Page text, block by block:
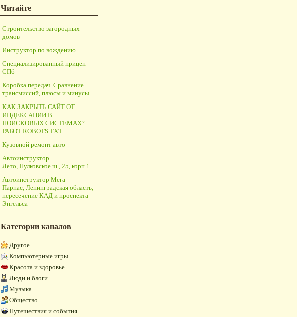
Читайте
Строительство загородных
домов
Инструктор по вождению
Специализированный прицеп
СПб
Коробка передач. Сравнение
трансмиссий, плюсы и минусы
КАК ЗАКРЫТЬ САЙТ ОТ
ИНДЕКСАЦИИ В
ПОИСКОВЫХ СИСТЕМАХ?
РАБОТ ROBOTS.TXT
Кузовной ремонт авто
Автоинструктор
Лето, Пулковское ш., 25, корп.1.
Автоинструктор Мега
Парнас, Ленинградская область,
пересечение КАД и проспекта
Энгельса
Категории каналов
Другое
Компьютерные игры
Красота и здоровье
Люди и блоги
Музыка
Общество
Путешествия и события